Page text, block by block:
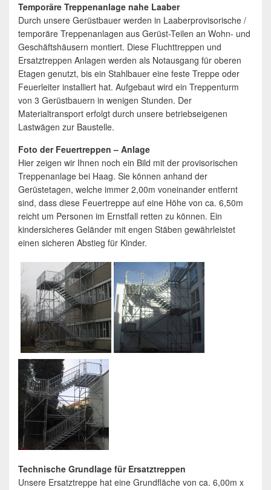
Temporäre Treppenanlage nahe Laaber
Durch unsere Gerüstbauer werden in Laaberprovisorische /
temporäre Treppenanlagen aus Gerüst-Teilen an Wohn- und
Geschäftshäusern montiert. Diese Fluchttreppen und
Ersatztreppen Anlagen werden als Notausgang für oberen
Etagen genutzt, bis ein Stahlbauer eine feste Treppe oder
Feuerleiter installiert hat. Aufgebaut wird ein Treppenturm
von 3 Gerüstbauern in wenigen Stunden. Der
Materialtransport erfolgt durch unsere betriebseigenen
Lastwägen zur Baustelle.
Foto der Feuertreppen – Anlage
Hier zeigen wir Ihnen noch ein Bild mit der provisorischen
Treppenanlage bei Haag. Sie können anhand der
Gerüstetagen, welche immer 2,00m voneinander entfernt
sind, dass diese Feuertreppe auf eine Höhe von ca. 6,50m
reicht um Personen im Ernstfall retten zu können. Ein
kindersicheres Geländer mit engen Stäben gewährleistet
einen sicheren Abstieg für Kinder.
Technische Grundlage für Ersatztreppen
Unsere Ersatztreppe hat eine Grundfläche von ca. 6,00m x